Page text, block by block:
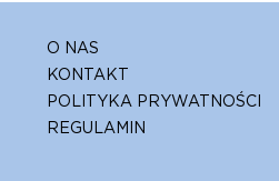
O NAS
KONTAKT
POLITYKA PRYWATNOŚCI
REGULAMIN